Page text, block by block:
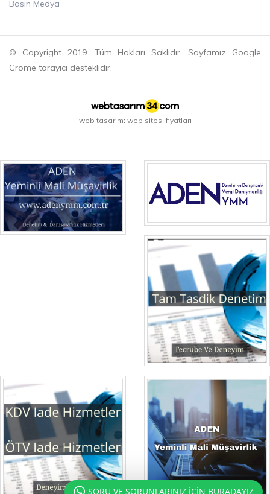
Basın Medya
© Copyright 2019. Tüm Hakları Saklıdır. Sayfamız Google
Crome tarayıcı desteklidir.
web tasarım web sitesi fiyatları
SORU VE SORUNLARINIZ İÇİN BURADAYIZ